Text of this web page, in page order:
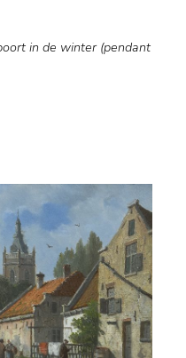
in de winter (pendant